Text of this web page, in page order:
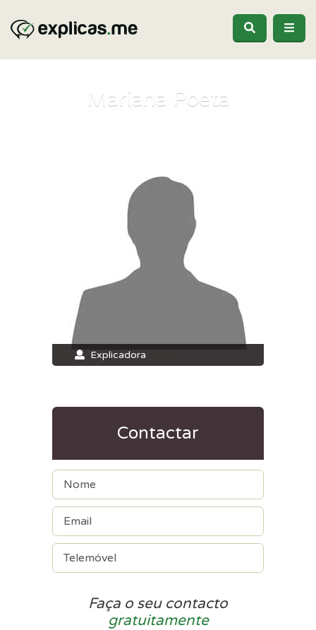
Mariana Poeta
Explicadora
Contactar
Faça o seu contacto
gratuitamente